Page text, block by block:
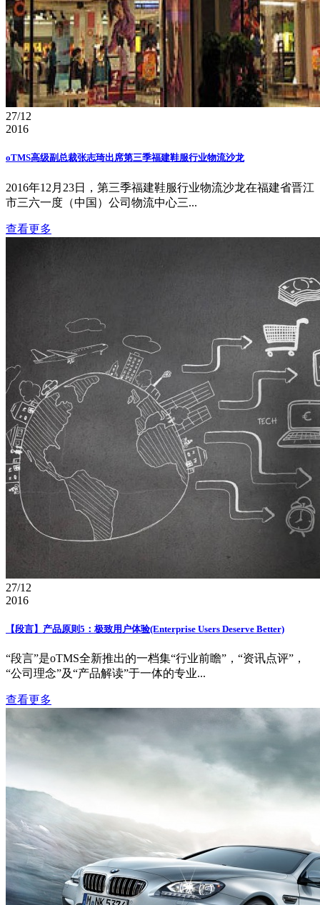
27/12
2016
oTMS高级副总裁张志琦出席第三季福建鞋服行业物流沙龙
2016年12月23日，第三季福建鞋服行业物流沙龙在福建省晋江
市三六一度（中国）公司物流中心三...
查看更多
27/12
2016
【段言】产品原则5：极致用户体验(Enterprise Users Deserve Better)
“段言”是oTMS全新推出的一档集“行业前瞻”，“资讯点评”，
“公司理念”及“产品解读”于一体的专业...
查看更多